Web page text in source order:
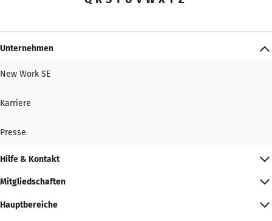
Unternehmen
New Work SE
Karriere
Presse
Hilfe & Kontakt
Mitgliedschaften
Hauptbereiche